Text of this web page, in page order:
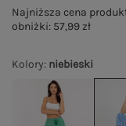
Kolory: niebieski
Najniższa cena
obniżki: 57,99 zł